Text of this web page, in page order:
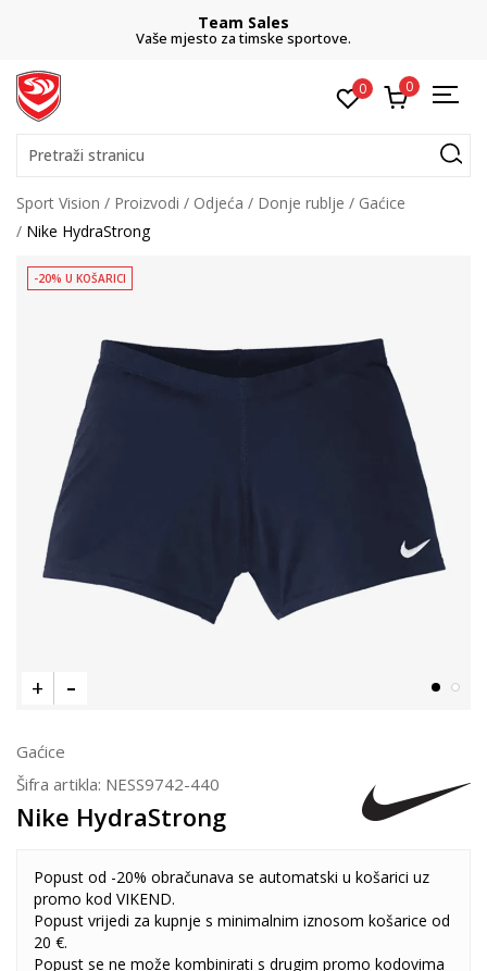
Team Sales
Vaše mjesto za timske sportove.
0 0
Pretraži stranicu
Sport Vision Proizvodi Odjeća Donje rublje
Gaćice
Nike HydraStrong
-20% U KOŠARICI
Gaćice
Šifra artikla: NESS9742-440
Nike HydraStrong
Popust od -20% obračunava se automatski u košarici uz
promo kod VIKEND.
Popust vrijedi za kupnje s minimalnim iznosom košarice od
20 €.
Popust se ne može kombinirati s drugim promo kodovima